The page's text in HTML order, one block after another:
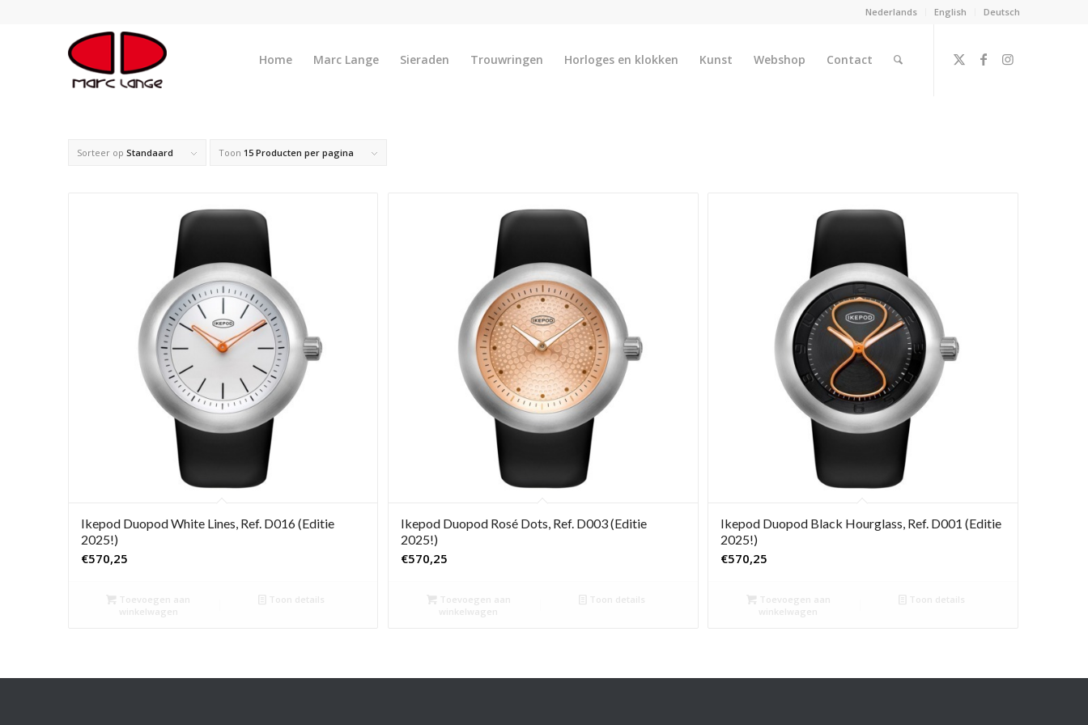
Nederlands English Deutsch
Home Marc Lange Sieraden Trouwringen Horloges en klokken Kunst Webshop Contact
Sorteer op Standaard Toon 15 Producten per pagina
Ikepod Duopod White Lines, Ref. D016 (Editie
2025!)
€570,25
Toevoegen aan
winkelwagen
Toon details
Ikepod Duopod Rosé Dots, Ref. D003 (Editie
2025!)
€570,25
Toevoegen aan
winkelwagen
Toon details
Ikepod Duopod Black Hourglass, Ref. D001 (Editie
2025!)
€570,25
Toevoegen aan
winkelwagen
Toon details